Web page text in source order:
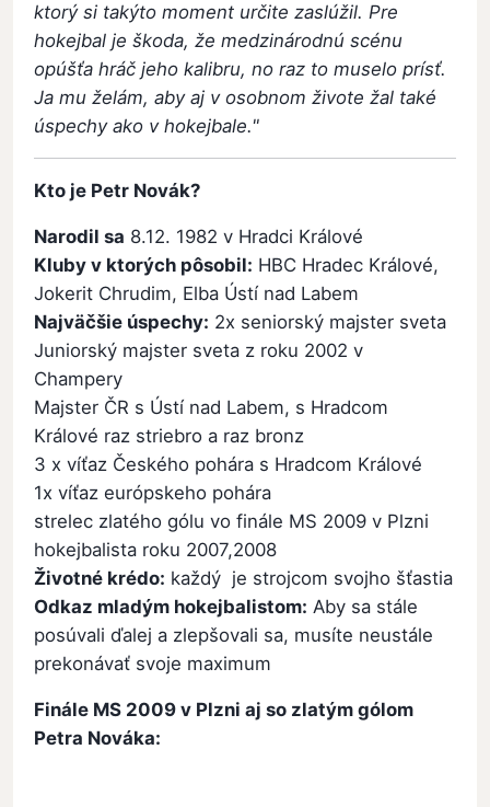
ktorý si takýto moment určite zaslúžil. Pre
hokejbal je škoda, že medzinárodnú scénu
opúšťa hráč jeho kalibru, no raz to muselo prísť.
Ja mu želám, aby aj v osobnom živote žal také
úspechy ako v hokejbale."
Kto je Petr Novák?
Narodil sa 8.12. 1982 v Hradci Králové
Kluby v ktorých pôsobil: HBC Hradec Králové,
Jokerit Chrudim, Elba Ústí nad Labem
Najväčšie úspechy: 2x seniorský majster sveta
Juniorský majster sveta z roku 2002 v
Champery
Majster ČR s Ústí nad Labem, s Hradcom
Králové raz striebro a raz bronz
3 x víťaz Českého pohára s Hradcom Králové
1x víťaz európskeho pohára
strelec zlatého gólu vo finále MS 2009 v Plzni
hokejbalista roku 2007,2008
Životné krédo: každý je strojcom svojho šťastia
Odkaz mladým hokejbalistom: Aby sa stále
posúvali ďalej a zlepšovali sa, musíte neustále
prekonávať svoje maximum
Finále MS 2009 v Plzni aj so zlatým gólom
Petra Nováka: